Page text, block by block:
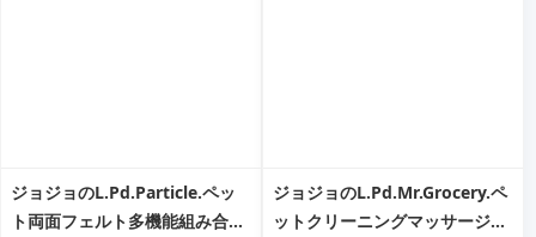
ジョジョのL.Pd.Particle.ペッ
ト両面フェルト多機能組み合わ
ジョジョのL.Pd.Mr.Grocery.ペ
ットクリーニングマッサージブ